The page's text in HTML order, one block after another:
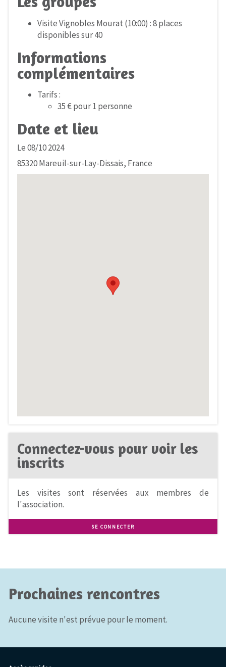
Visite Vignobles Mourat (10:00) : 8 places
disponibles sur 40
Informations
complémentaires
Tarifs :
35 € pour 1 personne
Date et lieu
Le 08/10 2024
85320 Mareuil-sur-Lay-Dissais, France
Connectez-vous pour voir les
inscrits
Les visites sont réservées aux membres de
l'association.
SE CONNECTER
Prochaines rencontres
Aucune visite n'est prévue pour le moment.